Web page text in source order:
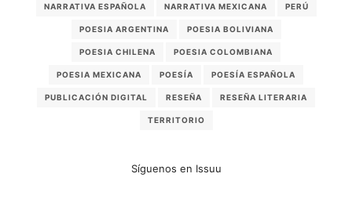
NARRATIVA ESPAÑOLA NARRATIVA MEXICANA PERÚ
POESIA ARGENTINA POESIA BOLIVIANA
POESIA CHILENA POESIA COLOMBIANA
POESIA MEXICANA POESÍA POESÍA ESPAÑOLA
PUBLICACIÓN DIGITAL RESEÑA RESEÑA LITERARIA
TERRITORIO
Síguenos en Issuu